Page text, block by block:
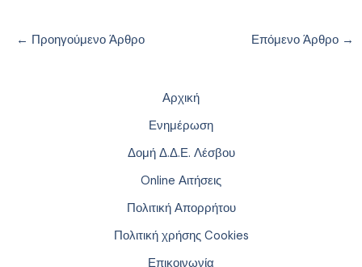
← Προηγούμενο Άρθρο Επόμενο Άρθρο →
Αρχική
Ενημέρωση
Δομή Δ.Δ.Ε. Λέσβου
Online Αιτήσεις
Πολιτική Απορρήτου
Πολιτική χρήσης Cookies
Επικοινωνία